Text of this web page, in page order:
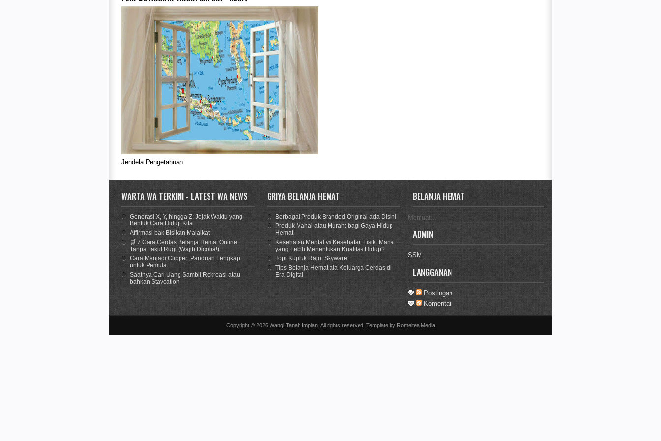
Jendela Pengetahuan
WARTA WA TERKINI - LATEST WA NEWS
Generasi X, Y, hingga Z: Jejak Waktu yang
Bentuk Cara Hidup Kita
Affirmasi bak Bisikan Malaikat
🛒 7 Cara Cerdas Belanja Hemat Online
Tanpa Takut Rugi (Wajib Dicoba!)
Cara Menjadi Clipper: Panduan Lengkap
untuk Pemula
Saatnya Cari Uang Sambil Rekreasi atau
bahkan Staycation
GRIYA BELANJA HEMAT
Berbagai Produk Branded Original ada Disini
Produk Mahal atau Murah: bagi Gaya Hidup
Hemat
Kesehatan Mental vs Kesehatan Fisik: Mana
yang Lebih Menentukan Kualitas Hidup?
Topi Kupluk Rajut Skyware
Tips Belanja Hemat ala Keluarga Cerdas di
Era Digital
BELANJA HEMAT
Memuat...
ADMIN
SSM
LANGGANAN
Postingan
Komentar
Copyright © 2026 Wangi Tanah Impian. All rights reserved. Template by Romeltea Media